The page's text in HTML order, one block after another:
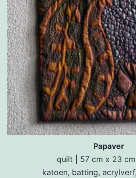
Papaver
quilt | 57 cm x 23
katoen, batting,